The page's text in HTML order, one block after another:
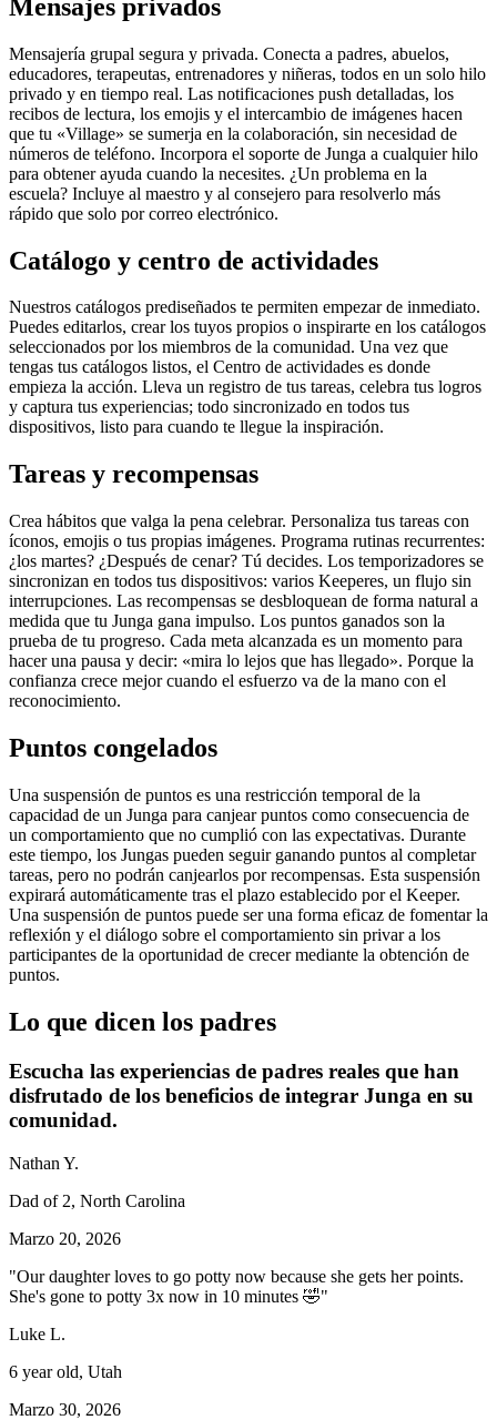
Mensajes privados
Mensajería grupal segura y privada. Conecta a padres, abuelos,
educadores, terapeutas, entrenadores y niñeras, todos en un solo hilo
privado y en tiempo real. Las notificaciones push detalladas, los
recibos de lectura, los emojis y el intercambio de imágenes hacen
que tu «Village» se sumerja en la colaboración, sin necesidad de
números de teléfono. Incorpora el soporte de Junga a cualquier hilo
para obtener ayuda cuando la necesites. ¿Un problema en la
escuela? Incluye al maestro y al consejero para resolverlo más
rápido que solo por correo electrónico.
Catálogo y centro de actividades
Nuestros catálogos prediseñados te permiten empezar de inmediato.
Puedes editarlos, crear los tuyos propios o inspirarte en los catálogos
seleccionados por los miembros de la comunidad. Una vez que
tengas tus catálogos listos, el Centro de actividades es donde
empieza la acción. Lleva un registro de tus tareas, celebra tus logros
y captura tus experiencias; todo sincronizado en todos tus
dispositivos, listo para cuando te llegue la inspiración.
Tareas y recompensas
Crea hábitos que valga la pena celebrar. Personaliza tus tareas con
íconos, emojis o tus propias imágenes. Programa rutinas recurrentes:
¿los martes? ¿Después de cenar? Tú decides. Los temporizadores se
sincronizan en todos tus dispositivos: varios Keeperes, un flujo sin
interrupciones. Las recompensas se desbloquean de forma natural a
medida que tu Junga gana impulso. Los puntos ganados son la
prueba de tu progreso. Cada meta alcanzada es un momento para
hacer una pausa y decir: «mira lo lejos que has llegado». Porque la
confianza crece mejor cuando el esfuerzo va de la mano con el
reconocimiento.
Puntos congelados
Una suspensión de puntos es una restricción temporal de la
capacidad de un Junga para canjear puntos como consecuencia de
un comportamiento que no cumplió con las expectativas. Durante
este tiempo, los Jungas pueden seguir ganando puntos al completar
tareas, pero no podrán canjearlos por recompensas. Esta suspensión
expirará automáticamente tras el plazo establecido por el Keeper.
Una suspensión de puntos puede ser una forma eficaz de fomentar la
reflexión y el diálogo sobre el comportamiento sin privar a los
participantes de la oportunidad de crecer mediante la obtención de
puntos.
Lo que dicen los padres
Escucha las experiencias de padres reales que han
disfrutado de los beneficios de integrar Junga en su
comunidad.
Nathan Y.
Dad of 2, North Carolina
Marzo 20, 2026
"Our daughter loves to go potty now because she gets her points.
She's gone to potty 3x now in 10 minutes 🤣"
Luke L.
6 year old, Utah
Marzo 30, 2026